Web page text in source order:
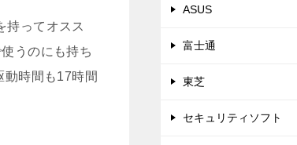
持ってオスス
うのにも持ち
動時間も17時間
ASUS
富士通
東芝
セキュリティソフト